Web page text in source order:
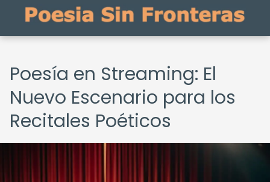
Poesía en Streaming: El
Nuevo Escenario para los
Recitales Poéticos